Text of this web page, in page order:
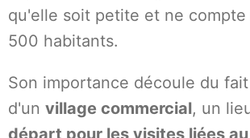
qu'elle soit petite et ne compte
500 habitants.
Son importance découle du
d'un village commercial, un
départ pour les visites liées